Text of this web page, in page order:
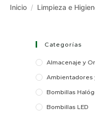
Inicio / Limpieza e
Categorías
Almacenaje y
Ambientadores
Bombillas
Bombillas LED